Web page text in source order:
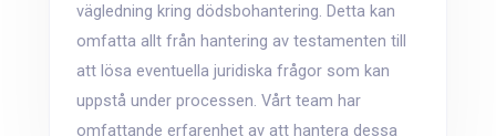
vägledning kring dödsbohantering. Detta kan
omfatta allt från hantering av testamenten till
att lösa eventuella juridiska frågor som kan
uppstå under processen. Vårt team har
omfattande erfarenhet av att hantera dessa